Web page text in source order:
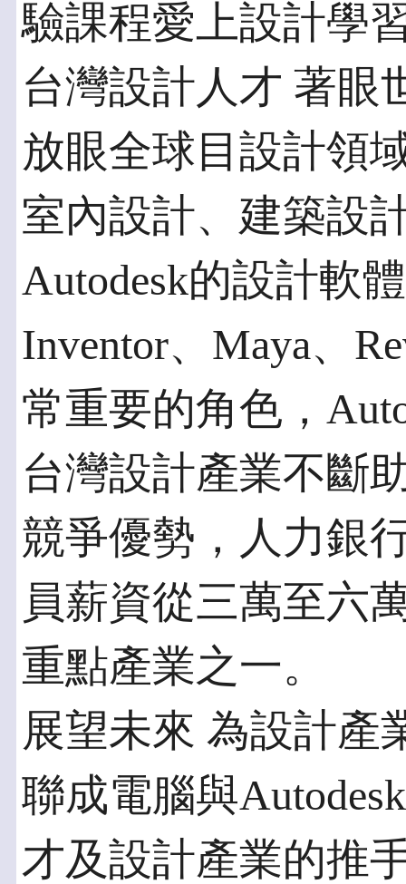
驗課程愛上設計學
台灣設計人才 著眼
放眼全球目設計領
室內設計、建築設
Autodesk的設計軟
Inventor、Maya、
常重要的角色，
台灣設計產業不斷
競爭優勢，人力銀
員薪資從三萬至六
重點產業之一。
展望未來 為設計產
聯成電腦與
才及設計產業的推